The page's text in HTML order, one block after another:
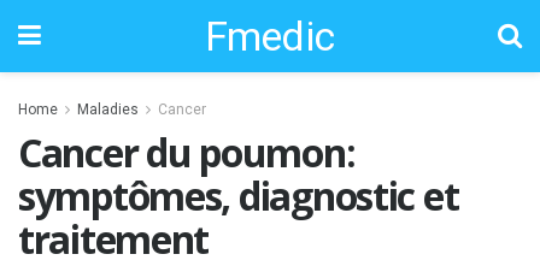
Fmedic
Home Maladies Cancer
Cancer du poumon:
symptômes, diagnostic et
traitement